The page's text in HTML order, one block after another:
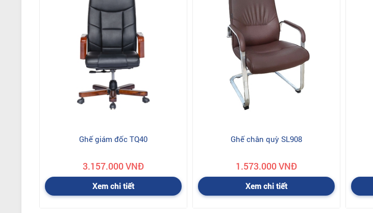
3. Điều kiện không được bảo hành
- Sản phẩm đã quá thời hạn bảo hành
- Hư hỏng không phải do lỗi của nhà sản xuất mà do lỗi của người sử dụng như không tuân theo
và không thực hiện đúng các khuyến cáo của nhà sản xuất…
- Hư hỏng do quá trình vận chuyển của người mua hàng.
- Hư hỏng xuất phát từ các nguyên nhân bất khả kháng như bão lụt, hỏa hoạn, động đất
4. Chi phí bảo hành
- Bảo hành miễn phí cho tất cả các sản phẩm bị hỏng hóc do lỗi của nhà sản xuất.
ính sách đổi trả hàng hoá khi mua sản phẩm Nội thất Hoà Phát như thế nào ?
hàng khác. Kinh doanh sẽ làm lại báo giá cho quý khách ký xác nhận rồi mới chuyển hàng.
Đối với những hàng đã giao:
- Với những sản phẩm lỗi:Khi giao hàng quý khách có thể kiểm tra xem hàng đó có phải là hàng
Ghế giám đốc TQ40
3.157.000 VNĐ
Xem chi tiết
Ghế chân quỳ SL908
1.573.000 VNĐ
Xem chi tiết